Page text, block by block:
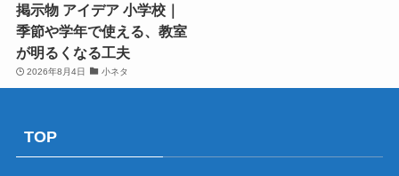
掲示物 アイデア 小学校｜
季節や学年で使える、教室
が明るくなる工夫
2026年8月4日 小ネタ
TOP